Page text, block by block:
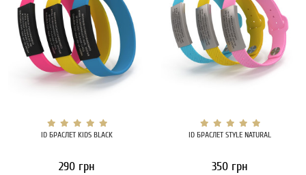
ID БРАСЛЕТ KIDS BLACK
290 грн
ID БРАСЛЕТ STYLE NATURAL
350 грн